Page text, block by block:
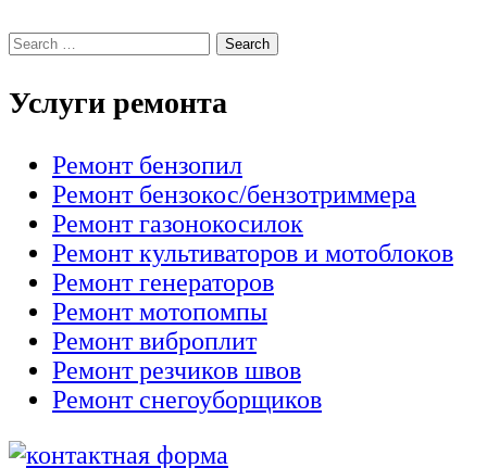
Услуги ремонта
Ремонт бензопил
Ремонт бензокос/бензотриммера
Ремонт газонокосилок
Ремонт культиваторов и мотоблоков
Ремонт генераторов
Ремонт мотопомпы
Ремонт виброплит
Ремонт резчиков швов
Ремонт снегоуборщиков